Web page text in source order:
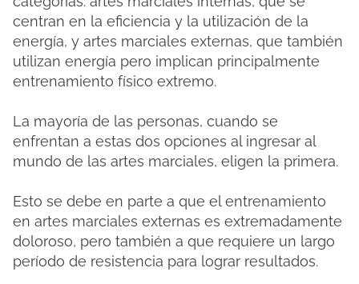
centran en la eficiencia y la utilización de la
energía, y artes marciales externas, que también
utilizan energía pero implican principalmente
entrenamiento físico extremo.
La mayoría de las personas, cuando se
enfrentan a estas dos opciones al ingresar al
mundo de las artes marciales, eligen la primera.
Esto se debe en parte a que el entrenamiento
en artes marciales externas es extremadamente
doloroso, pero también a que requiere un largo
período de resistencia para lograr resultados.